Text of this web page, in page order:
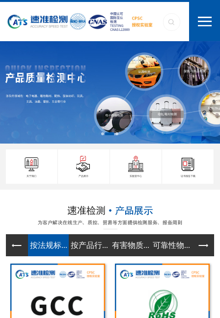
关于我们 产品展示 实验室中心 证书报告下载
按法规标... 按产品行... 有害物质... 可靠性物... 实验